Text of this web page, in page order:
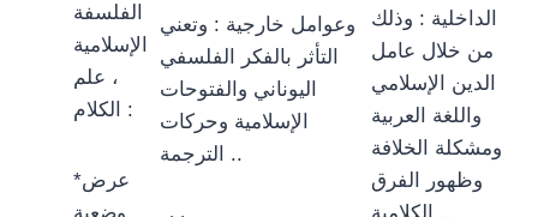
الفلسفة
الإسلامية
، علم
الكلام :
*عرض
وعوامل خارجية : وتعني
التأثر بالفكر الفلسفي
اليوناني والفتوحات
الإسلامية وحركات
الترجمة ..
الداخلية : وذلك
من خلال عامل
الدين الإسلامي
واللغة العربية
ومشكلة الخلافة
وظهور الفرق